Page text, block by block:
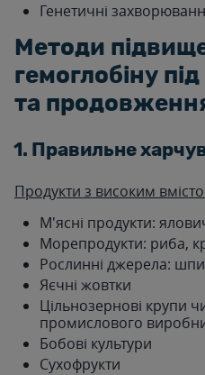
Генетичні
Методи
гемоглобіну
та
1. Правильне
Продукти з високим
М'ясні продукти:
Морепродукти: риба,
Рослинні джерела:
Яєчні жовтки
Цільнозернові крупи
промислового
Бобові культури
Сухофрукти